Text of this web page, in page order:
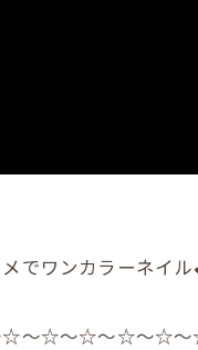
でワンカラーネイル
〜☆〜☆〜☆〜☆